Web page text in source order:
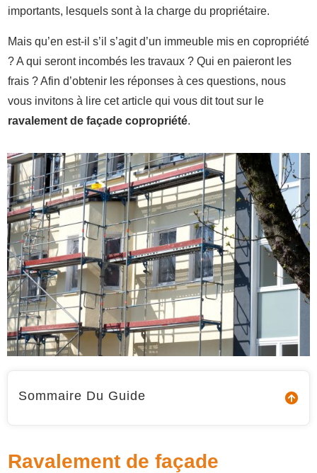
importants, lesquels sont à la charge du propriétaire.
Mais qu’en est-il s’il s’agit d’un immeuble mis en copropriété
? A qui seront incombés les travaux ? Qui en paieront les
frais ? Afin d’obtenir les réponses à ces questions, nous
vous invitons à lire cet article qui vous dit tout sur le
ravalement de façade copropriété.
Sommaire Du Guide
Ravalement de façade